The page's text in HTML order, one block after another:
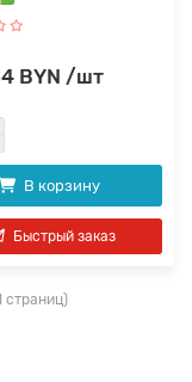
BYN /шт
В корзину
Быстрый заказ
страниц)